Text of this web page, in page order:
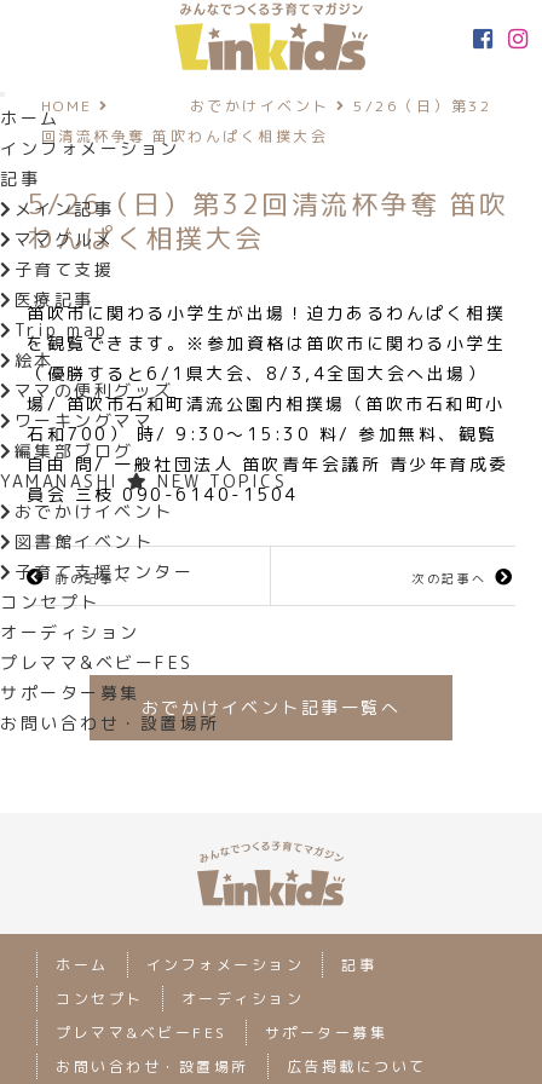
ホーム
インフォメーション
記事
メイン記事
ママグルメ
子育て支援
医療記事
Trip map
絵本
ママの便利グッズ
ワーキングママ
編集部ブログ
YAMANASHI
NEW TOPICS
おでかけイベント
図書館イベント
子育て支援センター
コンセプト
オーディション
プレママ&ベビーFES
サポーター募集
お問い合わせ・設置場所
HOME おでかけイベント
5/26（日）第32
回清流杯争奪 笛吹わんぱく相撲大会
5/26（日）第32回清流杯争奪 笛吹
わんぱく相撲大会
笛吹市に関わる小学生が出場！迫力あるわんぱく相撲
を観覧できます。※参加資格は笛吹市に関わる小学生
（優勝すると6/1県大会、8/3,4全国大会へ出場）
場/ 笛吹市石和町清流公園内相撲場（笛吹市石和町小
石和700） 時/ 9:30〜15:30 料/ 参加無料、観覧
自由 問/ 一般社団法人 笛吹青年会議所 青少年育成委
員会 三枝 090-6140-1504
前の記事へ 次の記事へ
おでかけイベント記事一覧へ
ホーム インフォメーション
記事
コンセプト
オーディション
プレママ&ベビーFES
サポーター募集
お問い合わせ・設置場所
広告掲載について